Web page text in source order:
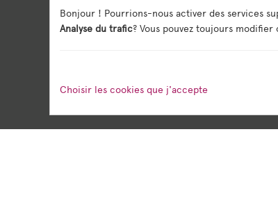
Bonjour ! Pourrions-nous activer des services
Analyse du trafic? Vous pouvez toujours
Choisir les cookies que j'accepte